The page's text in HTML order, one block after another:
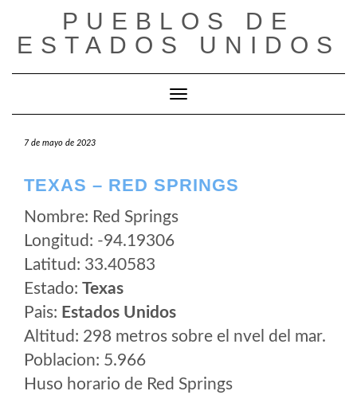
contenido
PUEBLOS DE
ESTADOS UNIDOS
Cambiar modo de navegación
7 de mayo de 2023
TEXAS – RED SPRINGS
Nombre: Red Springs
Longitud: -94.19306
Latitud: 33.40583
Estado: Texas
Pais: Estados Unidos
Altitud: 298 metros sobre el nvel del mar.
Poblacion: 5.966
Huso horario de Red Springs